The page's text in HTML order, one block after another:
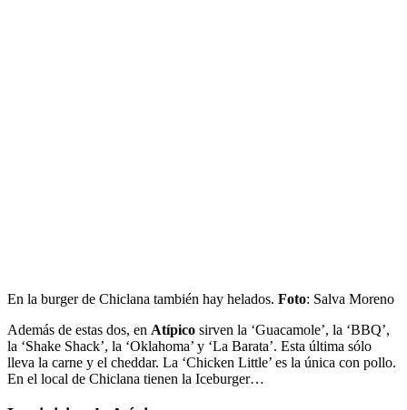
En la burger de Chiclana también hay helados. Foto: Salva Moreno
Además de estas dos, en Atípico sirven la ‘Guacamole’, la ‘BBQ’,
la ‘Shake Shack’, la ‘Oklahoma’ y ‘La Barata’. Esta última sólo
lleva la carne y el cheddar. La ‘Chicken Little’ es la única con pollo.
En el local de Chiclana tienen la Iceburger…